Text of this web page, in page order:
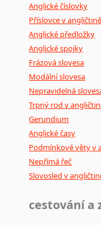
Anglické číslovky
Příslovce v angličtině
Anglické předložky
Anglické spojky
Frázová slovesa
Modální slovesa
Nepravidelná
Trpný rod v
Gerundium
Anglické časy
Podmínkové věty v
Nepřímá řeč
Slovosled v
cestování a